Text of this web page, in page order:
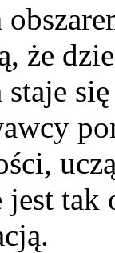
że
staje
jest tak